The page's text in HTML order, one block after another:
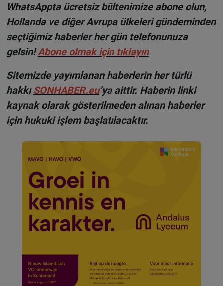
WhatsAppta ücretsiz bültenimize abone olun,
Hollanda ve diğer Avrupa ülkeleri gündeminden
seçtiğimiz haberler her gün telefonunuza
gelsin!Abone olmak için tıklayın
Sitemizde yayımlanan haberlerin her türlü
hakkıSONHABER.eu’ya aittir. Haberin linki
kaynak olarak gösterilmeden alınan haberler
için hukuki işlem başlatılacaktır.